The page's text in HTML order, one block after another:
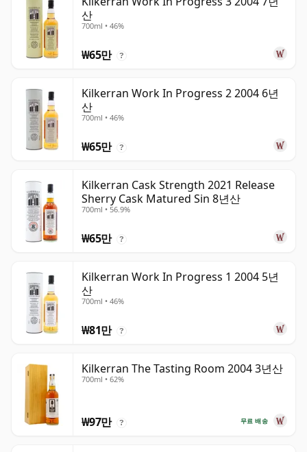
산
700ml • 46%
₩65만 ?
Kilkerran Work In Progress 2 2004 6년
산
700ml • 46%
₩65만 ?
Kilkerran Cask Strength 2021 Release
Sherry Cask Matured Sin 8년산
700ml • 56.9%
₩65만 ?
Kilkerran Work In Progress 1 2004 5년
산
700ml • 46%
₩81만 ?
Kilkerran The Tasting Room 2004 3년산
700ml • 62%
무료 배송
₩97만 ?